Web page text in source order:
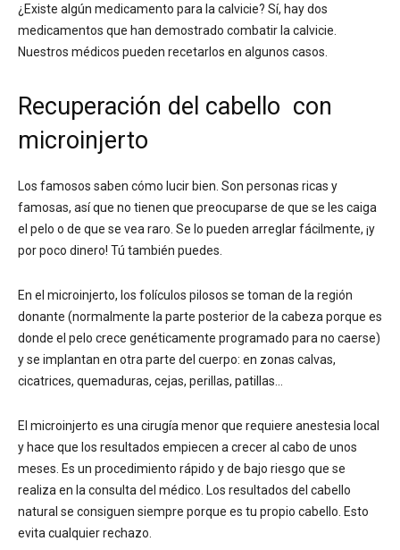
¿Existe algún medicamento para la calvicie? Sí, hay dos
medicamentos que han demostrado combatir la calvicie.
Nuestros médicos pueden recetarlos en algunos casos.
Recuperación del cabello con
microinjerto
Los famosos saben cómo lucir bien. Son personas ricas y
famosas, así que no tienen que preocuparse de que se les caiga
el pelo o de que se vea raro. Se lo pueden arreglar fácilmente, ¡y
por poco dinero! Tú también puedes.
En el microinjerto, los folículos pilosos se toman de la región
donante (normalmente la parte posterior de la cabeza porque es
donde el pelo crece genéticamente programado para no caerse)
y se implantan en otra parte del cuerpo: en zonas calvas,
cicatrices, quemaduras, cejas, perillas, patillas…
El microinjerto es una cirugía menor que requiere anestesia local
y hace que los resultados empiecen a crecer al cabo de unos
meses. Es un procedimiento rápido y de bajo riesgo que se
realiza en la consulta del médico. Los resultados del cabello
natural se consiguen siempre porque es tu propio cabello. Esto
evita cualquier rechazo.